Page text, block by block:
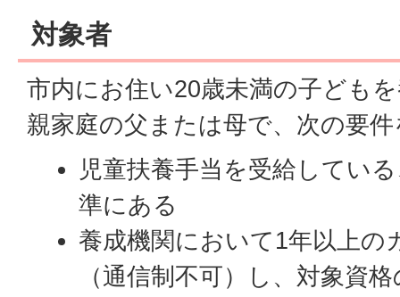
対象者
市内にお住い20歳未満の子ども
親家庭の父または母で、次の要
児童扶養手当を受給してい
準にある
養成機関において1年以上の
（通信制不可）し、対象資